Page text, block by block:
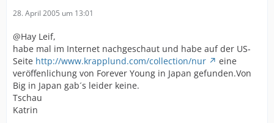
28. April 2005 um 13:01
@Hay Leif,
habe mal im Internet nachgeschaut und habe auf der US-
Seite http://www.krapplund.com/collection/nur
eine
veröffenlichung von Forever Young in Japan gefunden.Von
Big in Japan gab´s leider keine.
Tschau
Katrin